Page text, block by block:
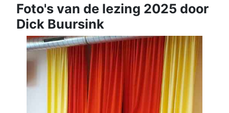
Foto's van de lezing 2025 door
Dick Buursink